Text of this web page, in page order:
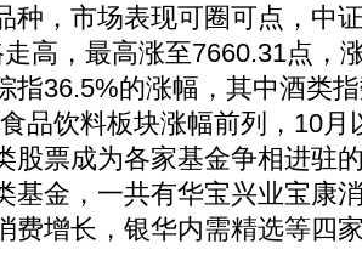
种，市场表现可圈可点，中
高，最高涨至7660.31点，
指36.5%的涨幅，其中酒类
品饮料板块涨幅前列，10月
股票成为各家基金争相进驻
基金，一共有华宝兴业宝康
费增长，银华内需精选等四